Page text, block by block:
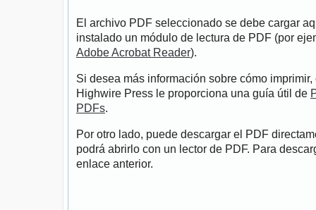
El archivo PDF seleccionado se debe cargar
instalado un módulo de lectura de PDF (por
Adobe Acrobat Reader).
Si desea más información sobre cómo
Highwire Press le proporciona una guía útil de
PDFs.
Por otro lado, puede descargar el PDF
podrá abrirlo con un lector de PDF. Para
enlace anterior.